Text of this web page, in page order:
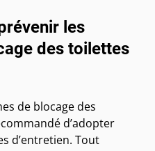
les
des toilettes
de blocage des
d’adopter
d’entretien. Tout